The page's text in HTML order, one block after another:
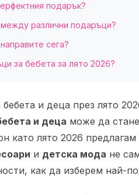
подарък?
различни подаръци?
сега?
за бебета за лято 2026?
и деца може да
като лято 2026
и детска мода не
как да изберем най-